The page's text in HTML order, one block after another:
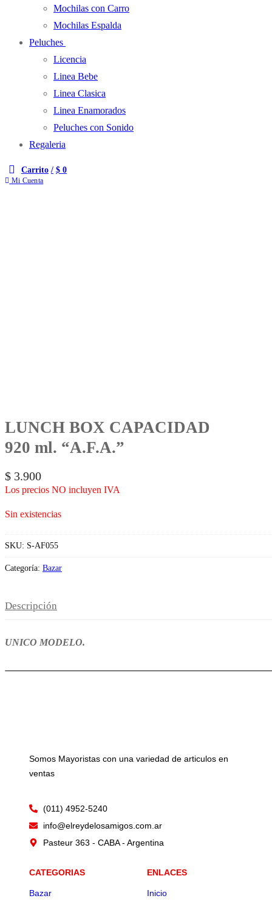
Mochilas con Carro
Mochilas Espalda
Peluches
Licencia
Linea Bebe
Linea Clasica
Linea Enamorados
Peluches con Sonido
Regaleria
Carrito / $0
Mi Cuenta
LUNCH BOX CAPACIDAD
920 ml. “A.F.A.”
$ 3.900
Los precios NO incluyen IVA
Sin existencias
SKU: S-AF055
Categoría: Bazar
Descripción
UNICO MODELO.
Somos Mayoristas con una variedad de articulos en
ventas
(011) 4952-5240
info@elreydelosamigos.com.ar
Pasteur 363 - CABA - Argentina
CATEGORIAS
Bazar
ENLACES
Inicio